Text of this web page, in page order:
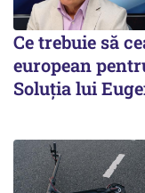
Ce trebuie să
european
Soluția lui